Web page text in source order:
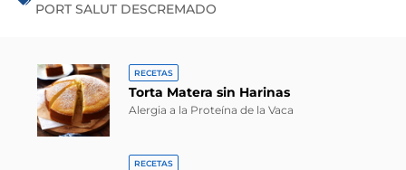
PORT SALUT DESCREMADO
RECETAS
Torta Matera sin Harinas
Alergia a la Proteína de la Vaca
RECETAS